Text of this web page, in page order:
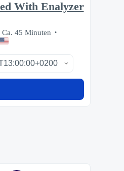
With Enalyzer
Ca. 45 Minuten